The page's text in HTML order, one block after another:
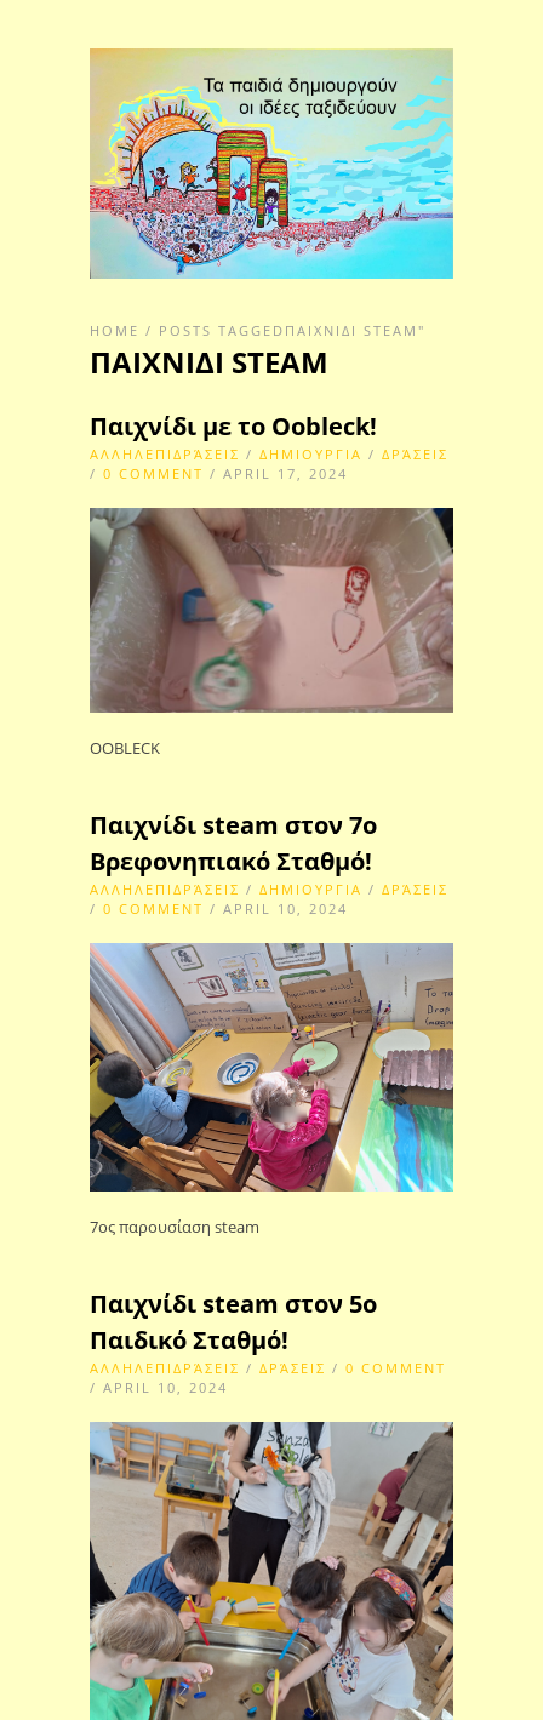
HOME / POSTS TAGGEDΠΑΙΧΝΙΔΙ STEAM"
ΠΑΙΧΝΙΔΙ STEAM
Παιχνίδι με το Oobleck!
ΑΛΛΗΛΕΠΙΔΡΆΣΕΙΣ / ΔΗΜΙΟΥΡΓΙΑ / ΔΡΆΣΕΙΣ
/ 0 COMMENT / APRIL 17, 2024
OOBLECK
Παιχνίδι steam στον 7ο
Βρεφονηπιακό Σταθμό!
ΑΛΛΗΛΕΠΙΔΡΆΣΕΙΣ / ΔΗΜΙΟΥΡΓΙΑ / ΔΡΆΣΕΙΣ
/ 0 COMMENT / APRIL 10, 2024
7ος παρουσίαση steam
Παιχνίδι steam στον 5ο
Παιδικό Σταθμό!
ΑΛΛΗΛΕΠΙΔΡΆΣΕΙΣ / ΔΡΆΣΕΙΣ / 0 COMMENT
/ APRIL 10, 2024